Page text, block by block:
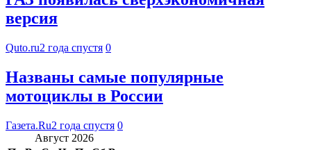
версия
Quto.ru2 года спустя 0
Названы самые популярные
мотоциклы в России
Газета.Ru2 года спустя 0
Август 2026